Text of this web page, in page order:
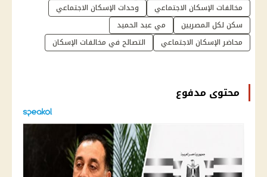
مخالفات الإسكان الاجتماعي
وحدات الإسكان الاجتماعي
سكن لكل المصريين
مي عبد الحميد
محاضر الإسكان الاجتماعي
التصالح في مخالفات الإسكان
محتوى مدفوع